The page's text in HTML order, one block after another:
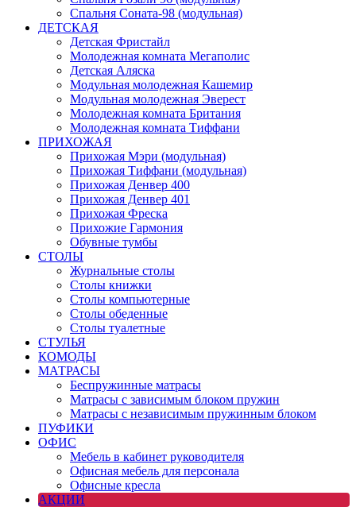
Спальня Соната-98 (модульная)
ДЕТСКАЯ
Детская Фристайл
Молодежная комната Мегаполис
Детская Аляска
Модульная молодежная Кашемир
Модульная молодежная Эверест
Молодежная комната Британия
Молодежная комната Тиффани
ПРИХОЖАЯ
Прихожая Мэри (модульная)
Прихожая Тиффани (модульная)
Прихожая Денвер 400
Прихожая Денвер 401
Прихожая Фреска
Прихожие Гармония
Обувные тумбы
СТОЛЫ
Журнальные столы
Столы книжки
Столы компьютерные
Столы обеденные
Столы туалетные
СТУЛЬЯ
КОМОДЫ
МАТРАСЫ
Беспружинные матрасы
Матрасы с зависимым блоком пружин
Матрасы с независимым пружинным блоком
ПУФИКИ
ОФИС
Мебель в кабинет руководителя
Офисная мебель для персонала
Офисные кресла
АКЦИИ